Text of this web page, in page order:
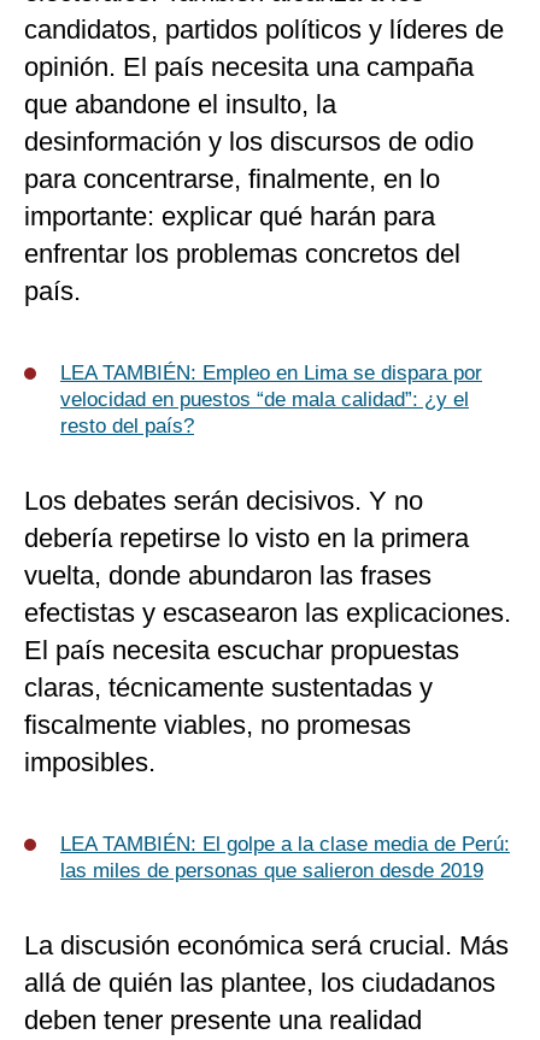
candidatos, partidos políticos y líderes de
opinión. El país necesita una campaña
que abandone el insulto, la
desinformación y los discursos de odio
para concentrarse, finalmente, en lo
importante: explicar qué harán para
enfrentar los problemas concretos del
país.
LEA TAMBIÉN: Empleo en Lima se dispara por
velocidad en puestos “de mala calidad”: ¿y el
resto del país?
Los debates serán decisivos. Y no
debería repetirse lo visto en la primera
vuelta, donde abundaron las frases
efectistas y escasearon las explicaciones.
El país necesita escuchar propuestas
claras, técnicamente sustentadas y
fiscalmente viables, no promesas
imposibles.
LEA TAMBIÉN: El golpe a la clase media de Perú:
las miles de personas que salieron desde 2019
La discusión económica será crucial. Más
allá de quién las plantee, los ciudadanos
deben tener presente una realidad